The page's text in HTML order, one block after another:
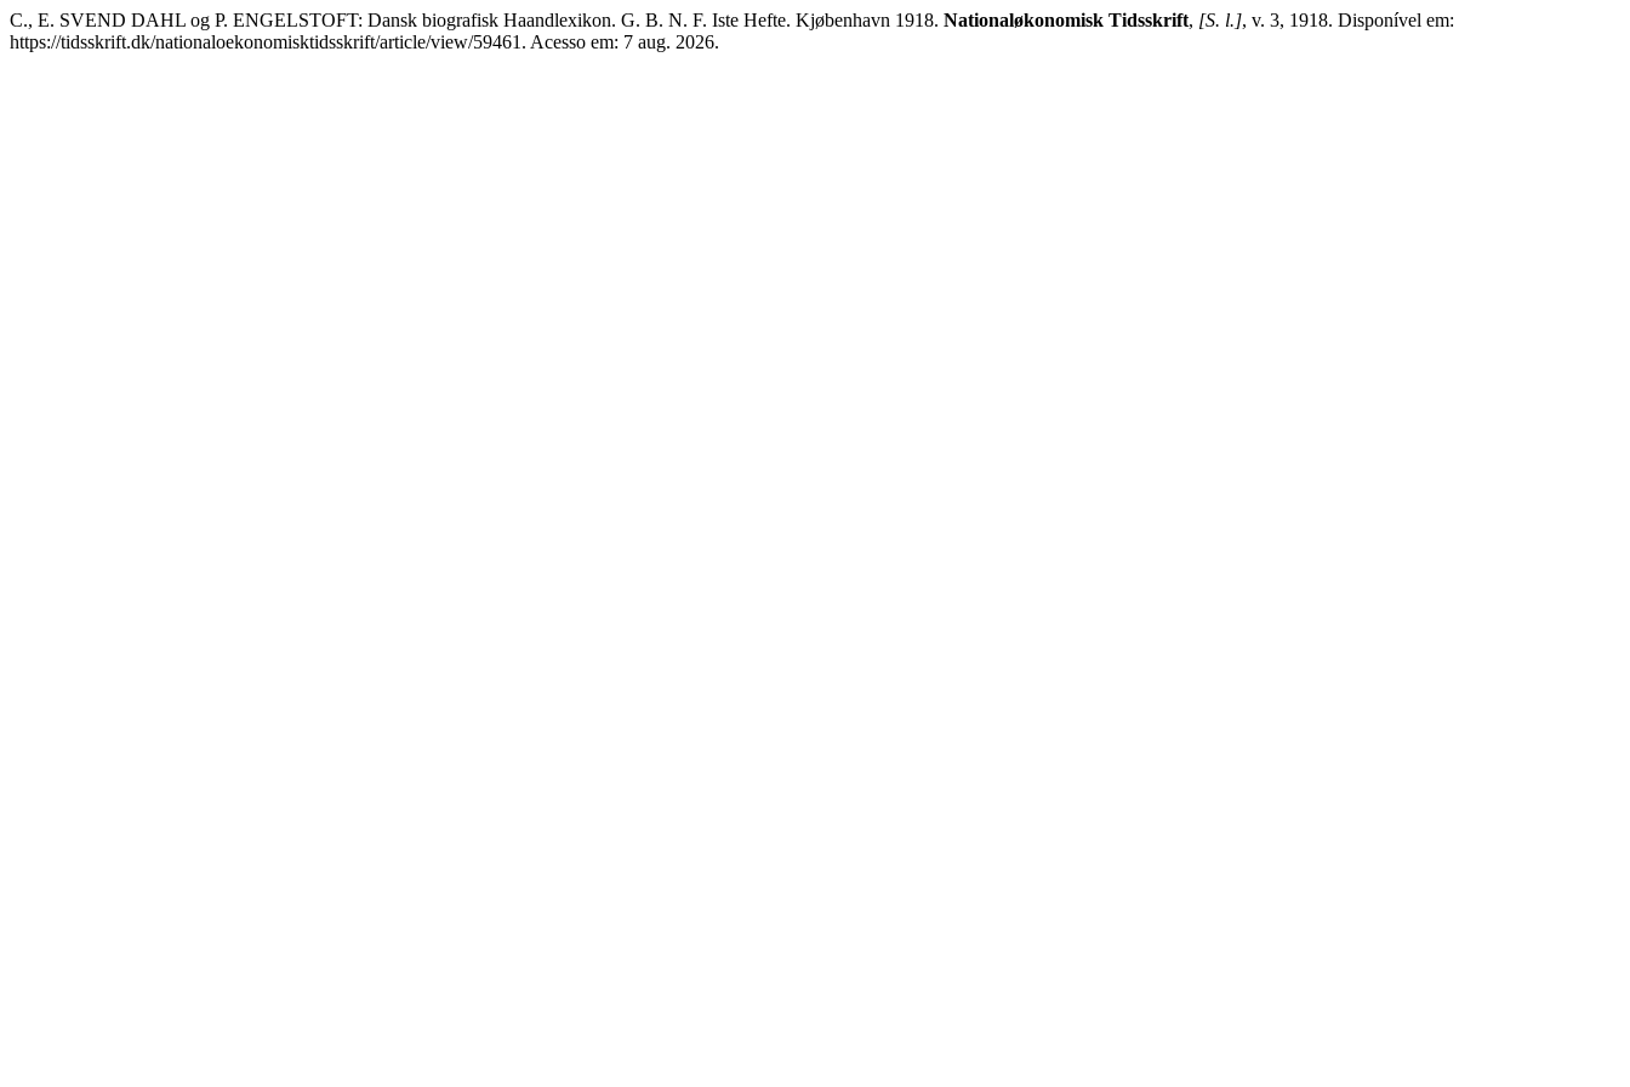
C., E. SVEND DAHL og P. ENGELSTOFT: Dansk biografisk Haandlexikon. G. B. N. F. Iste Hefte. Kjøbenhavn 1918. Nationaløkonomisk Tidsskrift, [S. l.], v. 3, 1918. Disponível em:
https://tidsskrift.dk/nationaloekonomisktidsskrift/article/view/59461. Acesso em: 7 aug. 2026.